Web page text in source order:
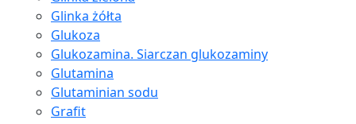
Glinka żółta
Glukoza
Glukozamina. Siarczan glukozaminy
Glutamina
Glutaminian sodu
Grafit